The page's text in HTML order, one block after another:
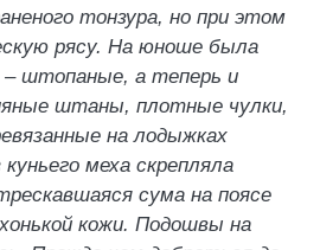
тонзура, но при этом
рясу. На юноше была
– штопаные, а теперь и
штаны, плотные чулки,
на лодыжках
меха скрепляла
сума на поясе
кожи. Подошвы на